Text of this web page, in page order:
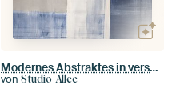
Modernes Abstraktes in verschiedenen Blautönen
von Studio Allee